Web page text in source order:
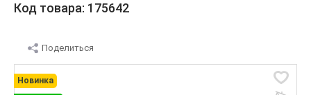
Код товара: 175642
Поделиться
Новинка